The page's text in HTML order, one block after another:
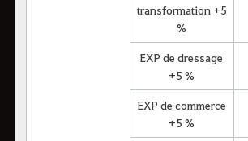
transformation +5
%
EXP de dressage
+5 %
EXP de commerce
+5 %